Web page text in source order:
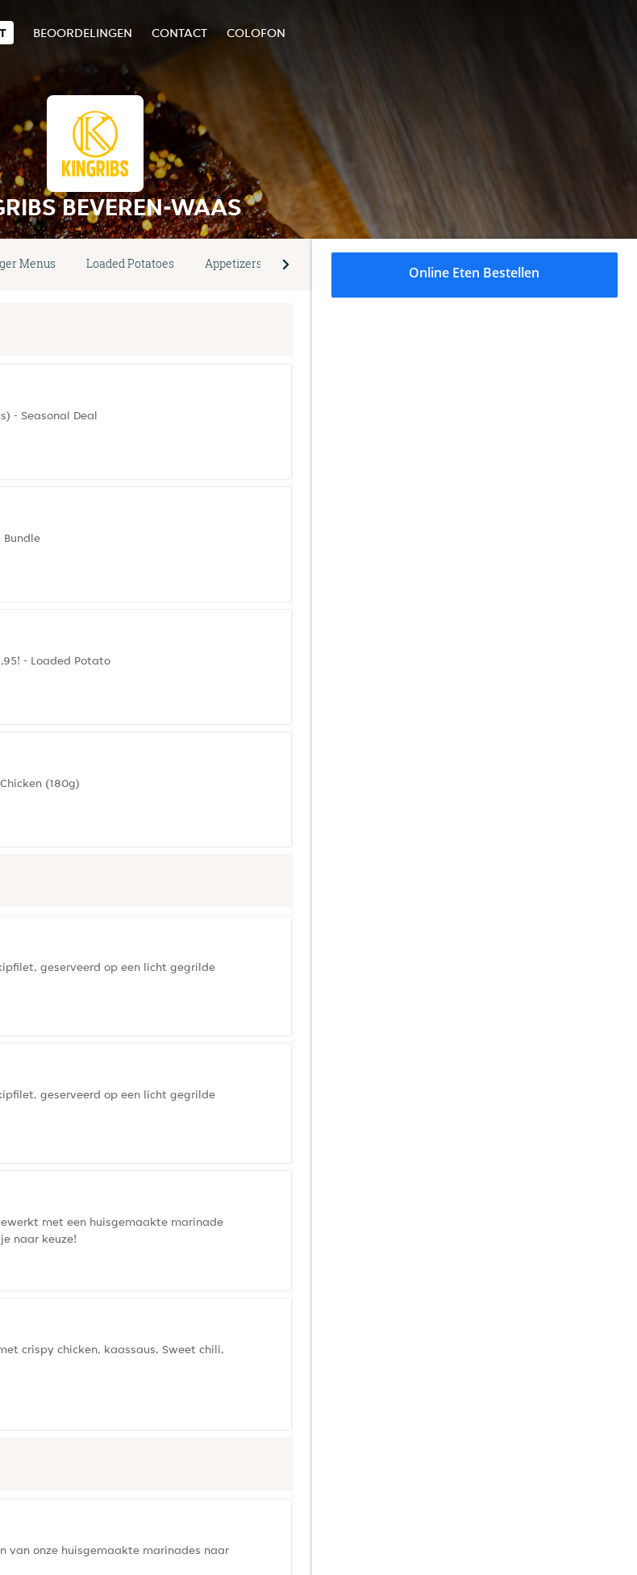
BEOORDELINGEN CONTACT COLOFON
BEVEREN-WAAS
Menus Loaded Potatoes Appetizers Desserts Supplements
- Seasonal Deal
Bundle
- Loaded Potato
(180g)
geserveerd op een licht gegrilde
geserveerd op een licht gegrilde
met een huisgemaakte marinade
naar keuze!
crispy chicken, kaassaus, Sweet chili,
van onze huisgemaakte marinades naar
Online Eten Bestellen